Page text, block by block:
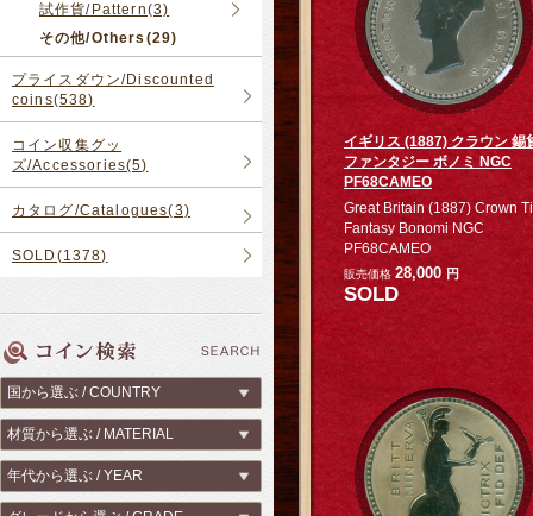
試作貨/Pattern(3)
その他/Others(29)
プライスダウン/Discounted
coins(538)
コイン収集グッ
ズ/Accessories(5)
カタログ/Catalogues(3)
SOLD(1378)
イギリス (1887) クラウン 錫
ファンタジー ボノミ NGC
PF68CAMEO
Great Britain (1887) Crown
Fantasy Bonomi NGC
PF68CAMEO
販売価格 28,000 円
SOLD